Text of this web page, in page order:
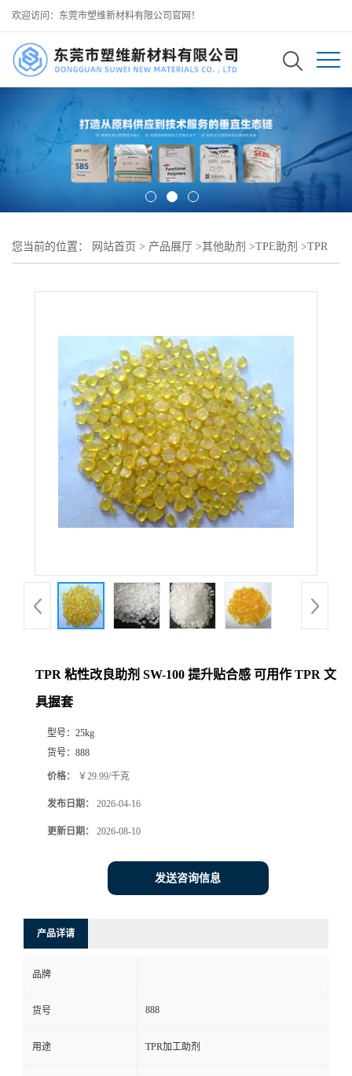
欢迎访问：东莞市塑维新材料有限公司官网！
您当前的位置： 网站首页 > 产品展厅 >其他助剂 >TPE助剂 >TPR
TPR 粘性改良助剂 SW-100 提升贴合感 可用作 TPR 文
具握套
型号： 25kg
货号： 888
价格： ￥29.99/千克
发布日期： 2026-04-16
更新日期： 2026-08-10
发送咨询信息
产品详请
品牌
货号 888
用途 TPR加工助剂